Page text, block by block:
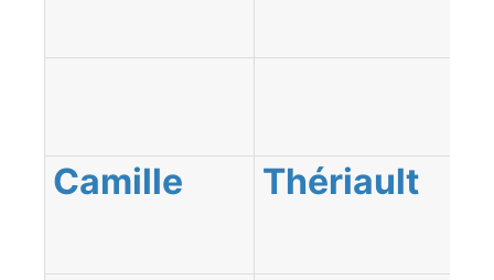
Camille Thériault